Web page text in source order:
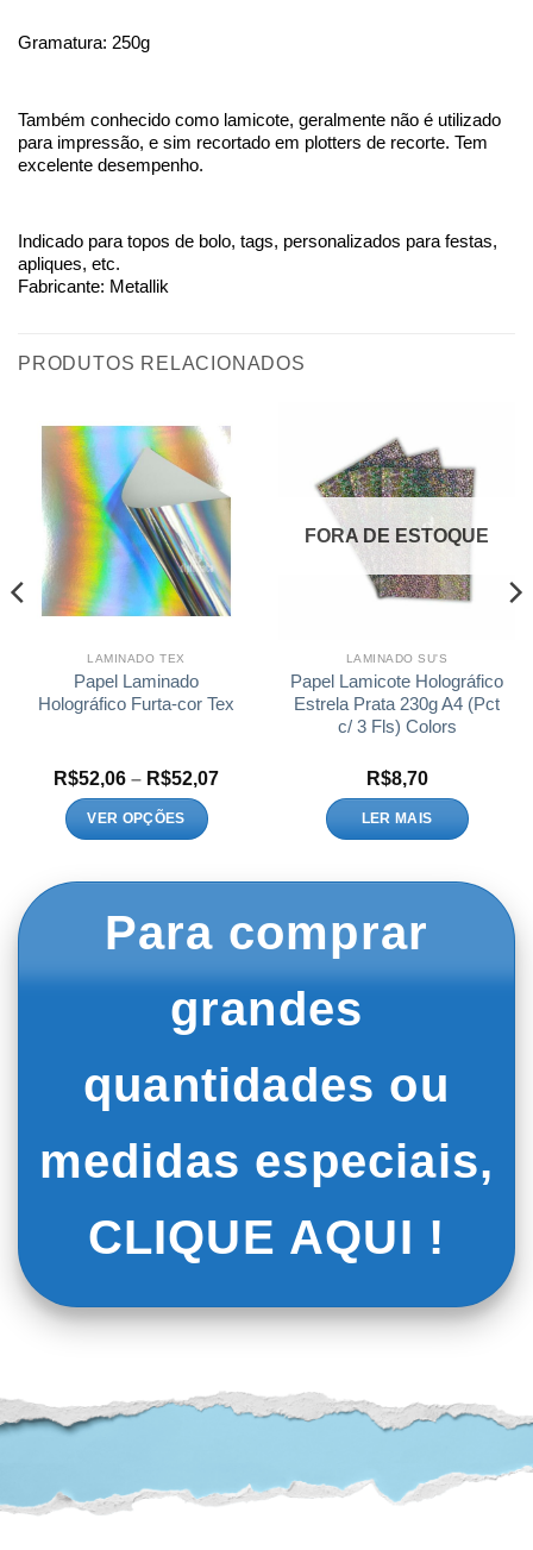
Gramatura: 250g
Também conhecido como lamicote, geralmente não é utilizado
para impressão, e sim recortado em plotters de recorte. Tem
excelente desempenho.
Indicado para topos de bolo, tags, personalizados para festas,
apliques, etc.
Fabricante: Metallik
PRODUTOS RELACIONADOS
LAMINADO TEX
Papel Laminado
Holográfico Furta-cor Tex
R$52,06 – R$52,07Faixa
VER OPÇÕES
várias
variantes.
opções
podem
escolhidas
na
do
produto
FORA DE ESTOQUE
LAMINADO SU'S
Papel Lamicote Holográfico
Estrela Prata 230g A4 (Pct
c/ 3 Fls) Colors
R$8,70
LER MAIS
Para comprar
grandes
quantidades ou
medidas especiais,
CLIQUE AQUI !